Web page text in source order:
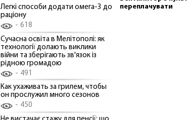
Легкі способи додати омега-3 до
раціону
618
Сучасна освіта в Мелітополі: як
технології долають виклики
війни та зберігають зв'язок із
рідною громадою
491
Как ухаживать за грилем, чтобы
он прослужил много сезонов
450
переплачувати